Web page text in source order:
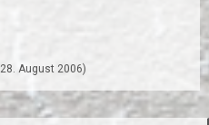
28. August 2006)